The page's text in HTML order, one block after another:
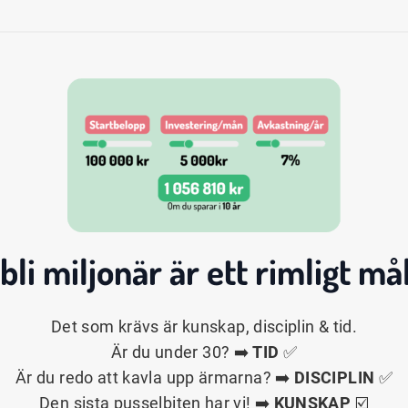
miljonärär ett rimligt
Det som krävs är kunskap, disciplin & tid.
Är du under 30? ➡️TID ✅
Är du redo att kavla upp ärmarna? ➡️ DISCIPLIN ✅
Den sista pusselbiten har vi! ➡️ KUNSKAP ☑️